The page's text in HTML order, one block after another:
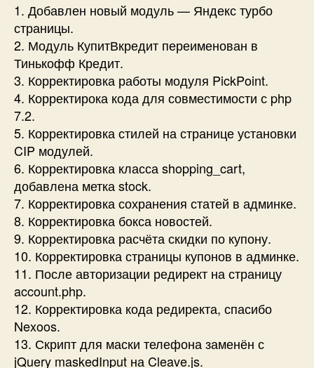
1. Добавлен новый модуль — Яндекс турбо
страницы.
2. Модуль КупитВкредит переименован в
Тинькофф Кредит.
3. Корректировка работы модуля PickPoint.
4. Корректирока кода для совместимости с php
7.2.
5. Корректировка стилей на странице установки
CIP модулей.
6. Корректировка класса shopping_cart,
добавлена метка stock.
7. Корректировка сохранения статей в админке.
8. Корректировка бокса новостей.
9. Корректировка расчёта скидки по купону.
10. Корректировка страницы купонов в админке.
11. После авторизации редирект на страницу
account.php.
12. Корректировка кода редиректа, спасибо
Nexoos.
13. Скрипт для маски телефона заменён с
jQuery maskedInput на Cleave.js.